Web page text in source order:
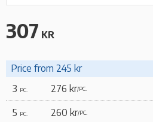
307 KR
Price from 245 kr
3 PC. 276 kr/PC.
5 PC. 260 kr/PC.